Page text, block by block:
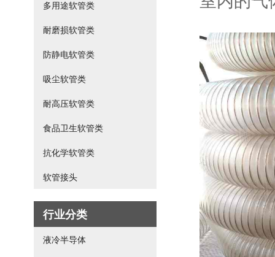
多用途软管类
耐磨损软管类
防静电软管类
吸尘软管类
耐高压软管类
食品卫生软管类
抗化学软管类
软管接头
行业分类
液冷半导体